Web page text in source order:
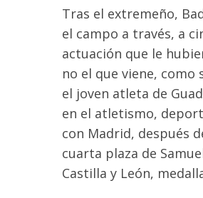
Tras el extremeño,
el campo a través, a
actuación que le
no el que viene, como
el joven atleta de
en el atletismo,
con Madrid, después
cuarta plaza de
Castilla y León,